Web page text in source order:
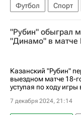
Футбол Спорт
Илья Гапонов
Крылья Советов
"Рубин" обыграл
"Динамо" в матче
Казанский "Рубин"
выездном матче 18-
уступая по ходу
7 декабря 2024, 21:14